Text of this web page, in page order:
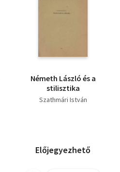
Németh László és a
stilisztika
Szathmári István
Előjegyezhető